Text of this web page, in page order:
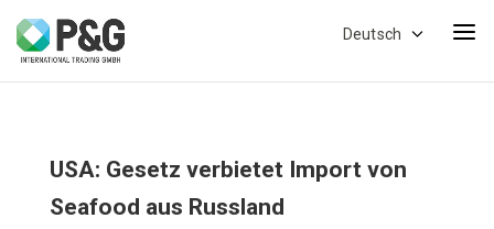
Deutsch
USA: Gesetz verbietet Import von
Seafood aus Russland